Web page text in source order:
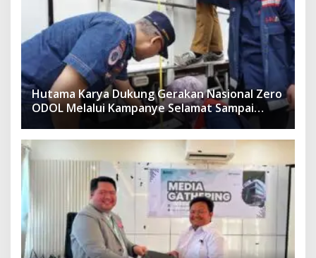
Hutama Karya Dukung Gerakan Nasional Zero
ODOL Melalui Kampanye Selamat Sampai